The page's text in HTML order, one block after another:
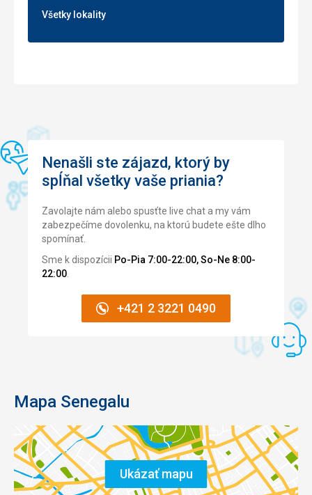
Ubytovanie
izbe je zehliaca doska a zehlicka... ???? Vsetko bolo
roztancoval... ????
Všetky lokality
Nenašli ste zájazd, ktorý by
spĺňal všetky vaše priania?
Zavolajte nám alebo spusťte live chat a my vám
zabezpečíme dovolenku, na ktorú budete ešte dlho
spomínať.
Sme k dispozícii Po-Pia 7:00-22:00, So-Ne 8:00-
22:00.
+421 2 3221 0490
Mapa Senegalu
Ukázať mapu